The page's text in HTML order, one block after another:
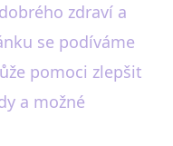
zdraví a
se podíváme
pomoci zlepšit
a možné